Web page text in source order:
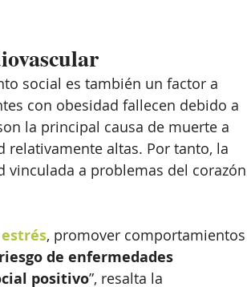
social es también un factor a
con obesidad fallecen debido a
la principal causa de muerte a
altas. Por tanto, la
a problemas del corazón
estrés, promover comportamientos
de enfermedades
positivo”, resalta la